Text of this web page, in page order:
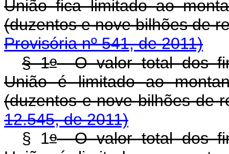
União fica limitado ao
(duzentos e nove bilhões
Provisória nº 541, de 2011)
§ 1oO valor total dos
União é limitado ao
(duzentos e nove bilhões
12.545, de 2011)
§ 1oO valor total dos